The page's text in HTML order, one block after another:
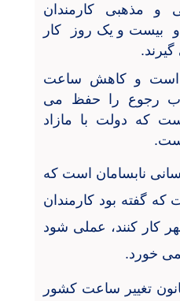
و مذهبی کارمندان
بیست و یک روز کار
.
است و کاهش ساعت
رجوع را حفظ می
که دولت با مازاد
.
نابسامان است که
که گفته بود کارمندان
کار کنند، عملی شود
خورد.
تغییر ساعت کشور